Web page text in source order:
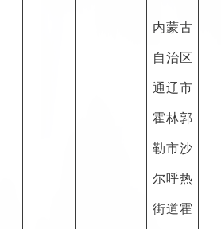
内蒙古
自治区
通辽市
霍林郭
勒市沙
尔呼热
街道霍